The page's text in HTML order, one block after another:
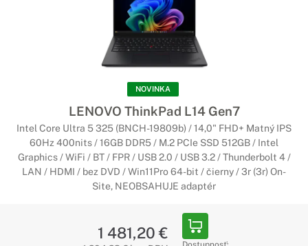
funkciami, ktoré pozdvihnú zábavu na vyššiu úroveň. A majú
Notebooky Lenovo na bežné použitie
Perfektné do domácnosti alebo kancelárie
Tieto notebooky sú určené od surfovania po internete až po
nenáročné grafické úlohy. Ich prednou vlastnosťou je skvelý
pomer cena/výkon. Preto sú vhodnou voľbou pre ľudí, ktorí
hľadajú cenovo dostupný notebook.
Herné notebooky Lenovo
Herné notebooky v sebe kombinujú výkonné komponenty s
NOVINKA
LENOVO ThinkPad L14 Gen7
Intel Core Ultra 5 325 (BNCH-19809b) / 14,0" FHD+ Matný IPS
60Hz 400nits / 16GB DDR5 / M.2 PCIe SSD 512GB / Intel
Graphics / WiFi / BT / FPR / USB 2.0 / USB 3.2 / Thunderbolt 4 /
LAN / HDMI / bez DVD / Win11Pro 64-bit / čierny / 3r (3r) On-
Site, NEOBSAHUJE adaptér
1 481,20 €